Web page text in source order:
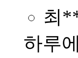
최
하루